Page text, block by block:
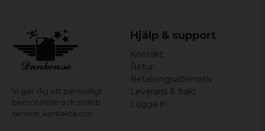
Vi ger dig ett personligt
bemötande och snabb
service, kontakta oss!
Hjälp & support
Kontakt
Retur
Betalningsalternativ
Leverans & frakt
Logga in